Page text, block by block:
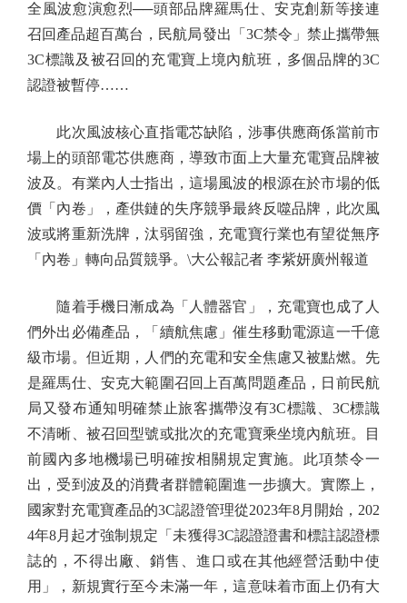
全風波愈演愈烈──頭部品牌羅馬仕、安克創新等接連
召回產品超百萬台，民航局發出「3C禁令」禁止攜帶無
3C標識及被召回的充電寶上境內航班，多個品牌的3C
認證被暫停……
此次風波核心直指電芯缺陷，涉事供應商係當前市
場上的頭部電芯供應商，導致市面上大量充電寶品牌被
波及。有業內人士指出，這場風波的根源在於市場的低
價「內卷」，產供鏈的失序競爭最終反噬品牌，此次風
波或將重新洗牌，汰弱留強，充電寶行業也有望從無序
「內卷」轉向品質競爭。\大公報記者 李紫妍廣州報道
隨着手機日漸成為「人體器官」，充電寶也成了人
們外出必備產品，「續航焦慮」催生移動電源這一千億
級市場。但近期，人們的充電和安全焦慮又被點燃。先
是羅馬仕、安克大範圍召回上百萬問題產品，日前民航
局又發布通知明確禁止旅客攜帶沒有3C標識、3C標識
不清晰、被召回型號或批次的充電寶乘坐境內航班。目
前國內多地機場已明確按相關規定實施。此項禁令一
出，受到波及的消費者群體範圍進一步擴大。實際上，
國家對充電寶產品的3C認證管理從2023年8月開始，202
4年8月起才強制規定「未獲得3C認證證書和標註認證標
誌的，不得出廠、銷售、進口或在其他經營活動中使
用」，新規實行至今未滿一年，這意味着市面上仍有大